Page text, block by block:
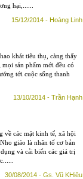
hại,......
15/12/2014 - Hoàng Linh
khát tiêu thụ, càng thấy
sản phẩm mới đều có
tới cuộc sống thanh
13/10/2014 - Trần Hạnh
về các mặt kinh tế, xã hội
giáo là nhân tố cơ bản
và cải biến các giá trị
30/08/2014 - Gs. Vũ KHiêu